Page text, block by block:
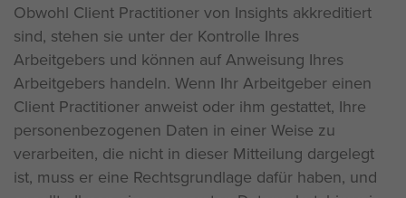
Obwohl Client Practitioner von Insights akkreditiert
sind, stehen sie unter der Kontrolle Ihres
Arbeitgebers und können auf Anweisung Ihres
Arbeitgebers handeln. Wenn Ihr Arbeitgeber einen
Client Practitioner anweist oder ihm gestattet, Ihre
personenbezogenen Daten in einer Weise zu
verarbeiten, die nicht in dieser Mitteilung dargelegt
ist, muss er eine Rechtsgrundlage dafür haben, und